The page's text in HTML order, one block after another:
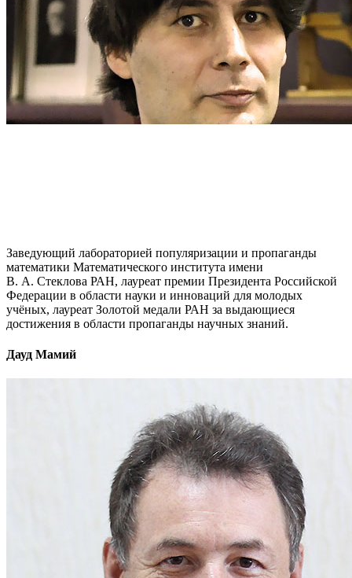
Заведующий лабораторией популяризации и пропаганды
математики Математического института имени
В. А. Стеклова РАН, лауреат премии Президента Российской
Федерации в области науки и инноваций для молодых
учёных, лауреат Золотой медали РАН за выдающиеся
достижения в области пропаганды научных знаний.
Дауд Мамий